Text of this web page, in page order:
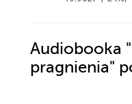
Audiobooka
pragnienia"